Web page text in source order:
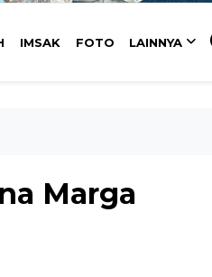
IMSAK FOTO LAINNYA
Marga